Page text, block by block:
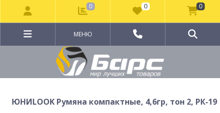
МЕНЮ
ЮНИLOOK Румяна компактные, 4,6гр, тон 2, РК-19
0 0 0